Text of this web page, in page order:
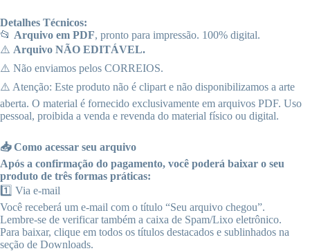
Detalhes Técnicos:
📂 Arquivo em PDF, pronto para impressão. 100% digital.
⚠️ Arquivo NÃO EDITÁVEL.
⚠️ Não enviamos pelos CORREIOS.
⚠️ Atenção: Este produto não é clipart e não disponibilizamos a arte
aberta. O material é fornecido exclusivamente em arquivos PDF. Uso
pessoal, proibida a venda e revenda do material físico ou digital.
📥 Como acessar seu arquivo
Após a confirmação do pagamento, você poderá baixar o seu
produto de três formas práticas:
1️⃣ Via e-mail
Você receberá um e-mail com o título “Seu arquivo chegou”.
Lembre-se de verificar também a caixa de Spam/Lixo eletrônico.
Para baixar, clique em todos os títulos destacados e sublinhados na
seção de Downloads.